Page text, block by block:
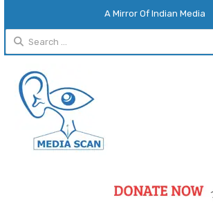
A Mirror Of Indian Media
Search
for: